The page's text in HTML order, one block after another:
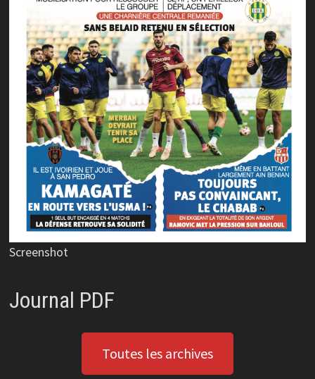
Screenshot
Journal PDF
Toutes les archives